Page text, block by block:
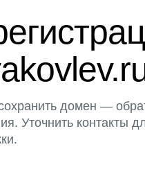
домен —
Уточнить контакты